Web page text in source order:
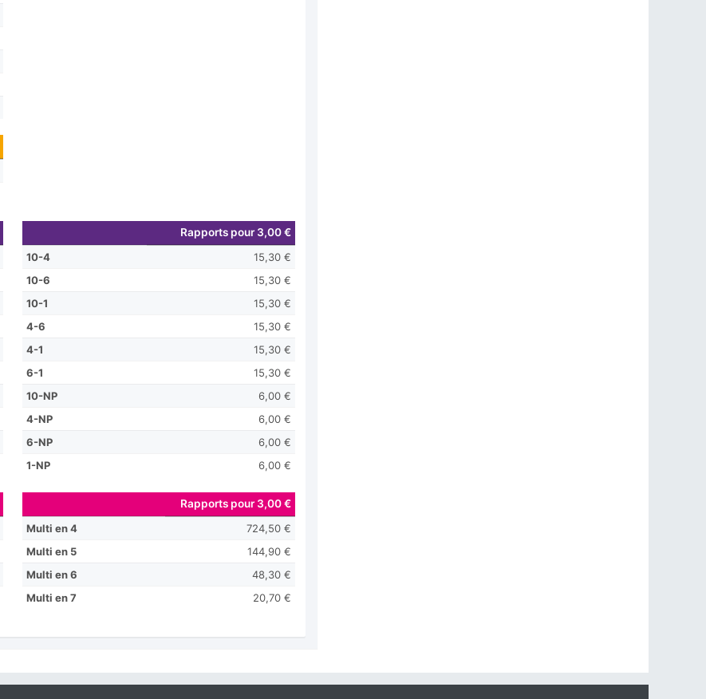
Rapports pour 3,00 €
10-4
15,30 €
10-6
15,30 €
10-1
15,30 €
4-6
15,30 €
4-1
15,30 €
6-1
15,30 €
10-NP
6,00 €
4-NP
6,00 €
6-NP
6,00 €
1-NP
6,00 €
Rapports pour 3,00 €
Multi en 4
724,50 €
Multi en 5
144,90 €
Multi en 6
48,30 €
Multi en 7
20,70 €